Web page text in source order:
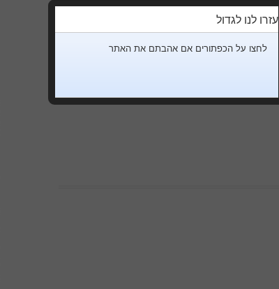
עזרו לנו לגדול
לחצו על הכפתורים אם אהבתם את האתר